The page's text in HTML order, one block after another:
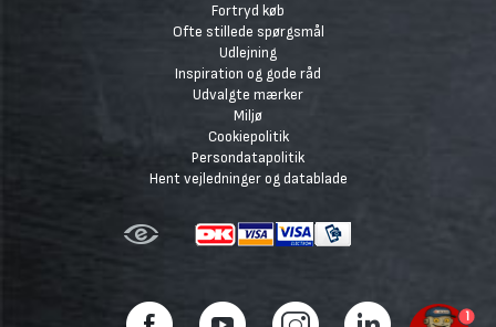
Fortryd køb
Ofte stillede spørgsmål
Udlejning
Inspiration og gode råd
Udvalgte mærker
Miljø
Cookiepolitik
Persondatapolitik
Hent vejledninger og datablade
1